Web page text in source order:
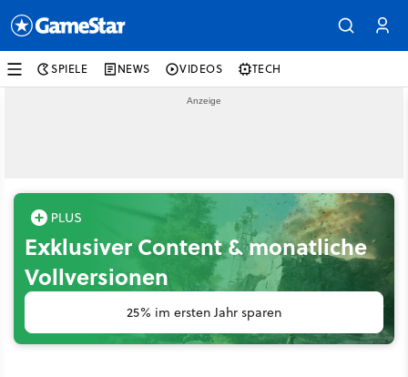
SPIELE NEWS VIDEOS TECH
Exklusiver Content & monatliche
Vollversionen
25% im ersten Jahr sparen